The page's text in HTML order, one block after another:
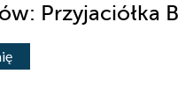
Przyjaciółka